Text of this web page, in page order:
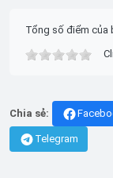
Tổng số điểm của
Chia sẻ:
Telegram